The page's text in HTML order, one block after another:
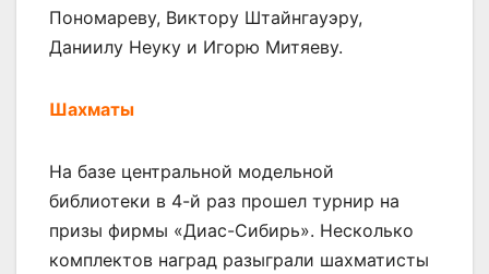
Пономареву, Виктору Штайнгауэру,
Даниилу Неуку и Игорю Митяеву.
Шахматы
На базе центральной модельной
библиотеки в 4-й раз прошел турнир на
призы фирмы «Диас-Сибирь». Несколько
комплектов наград разыграли шахматисты